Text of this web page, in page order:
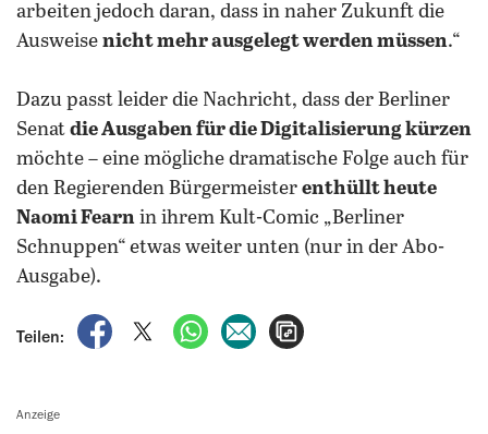
arbeiten jedoch daran, dass in naher Zukunft die
Ausweise nicht mehr ausgelegt werden müssen.“
Dazu passt leider die Nachricht, dass der Berliner
Senat die Ausgaben für die Digitalisierung kürzen
möchte – eine mögliche dramatische Folge auch für
den Regierenden Bürgermeister enthüllt heute
Naomi Fearn in ihrem Kult-Comic „Berliner
Schnuppen“ etwas weiter unten (nur in der Abo-
Ausgabe).
Teilen:
auf Facebook teilen
auf X teilenper WhatsApp teilen
per E-Mail teilen
Anzeige